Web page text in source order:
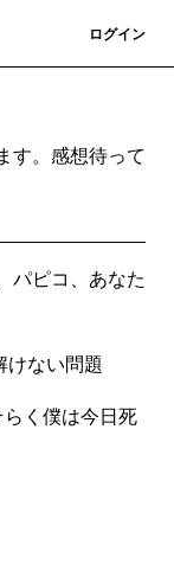
ログイン
す。感想待って
ピコ、あなた
けない問題
く僕は今日死